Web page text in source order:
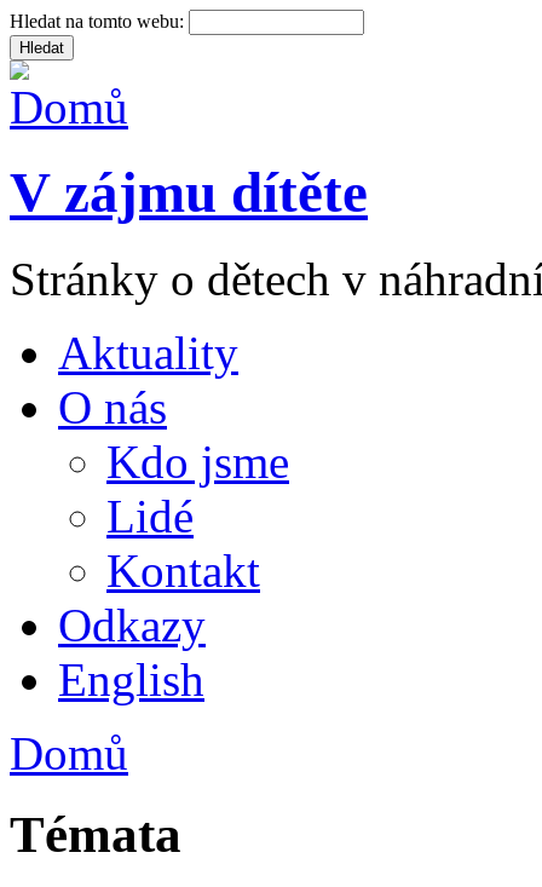
Hledat na tomto webu:
V zájmu dítěte
Stránky o dětech v
Aktuality
O nás
Kdo jsme
Lidé
Kontakt
Odkazy
English
Domů
Témata